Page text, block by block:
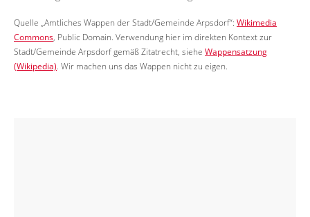
Quelle „Amtliches Wappen der Stadt/Gemeinde Arpsdorf“: Wikimedia
Commons, Public Domain. Verwendung hier im direkten Kontext zur
Stadt/Gemeinde Arpsdorf gemäß Zitatrecht, siehe Wappensatzung
(Wikipedia). Wir machen uns das Wappen nicht zu eigen.